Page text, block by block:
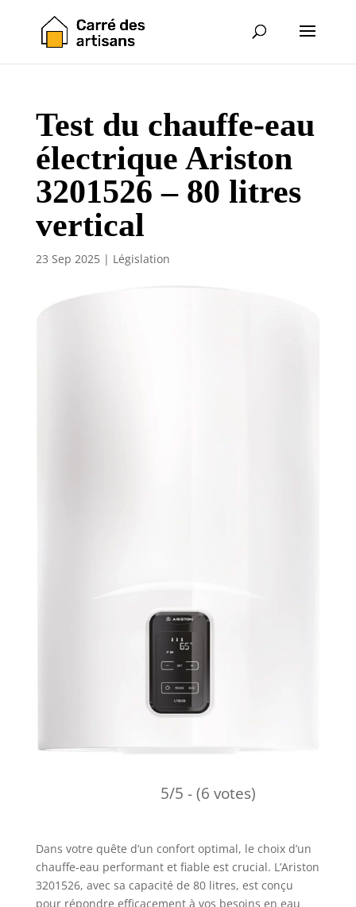
Test du chauffe-eau
électrique Ariston
3201526 – 80 litres
vertical
23 Sep 2025| Législation
5/5 - (6 votes)
Dans votre quête d’un confort optimal, le choix d’un
chauffe-eau performant et fiable est crucial. L’Ariston
3201526, avec sa capacité de 80 litres, est conçu
pour répondre efficacement à vos besoins en eau